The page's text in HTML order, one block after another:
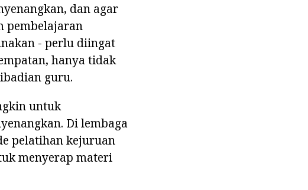
dan agar
pembelajaran
- perlu diingat
hanya tidak
guru.
untuk
Di lembaga
pelatihan kejuruan
menyerap materi